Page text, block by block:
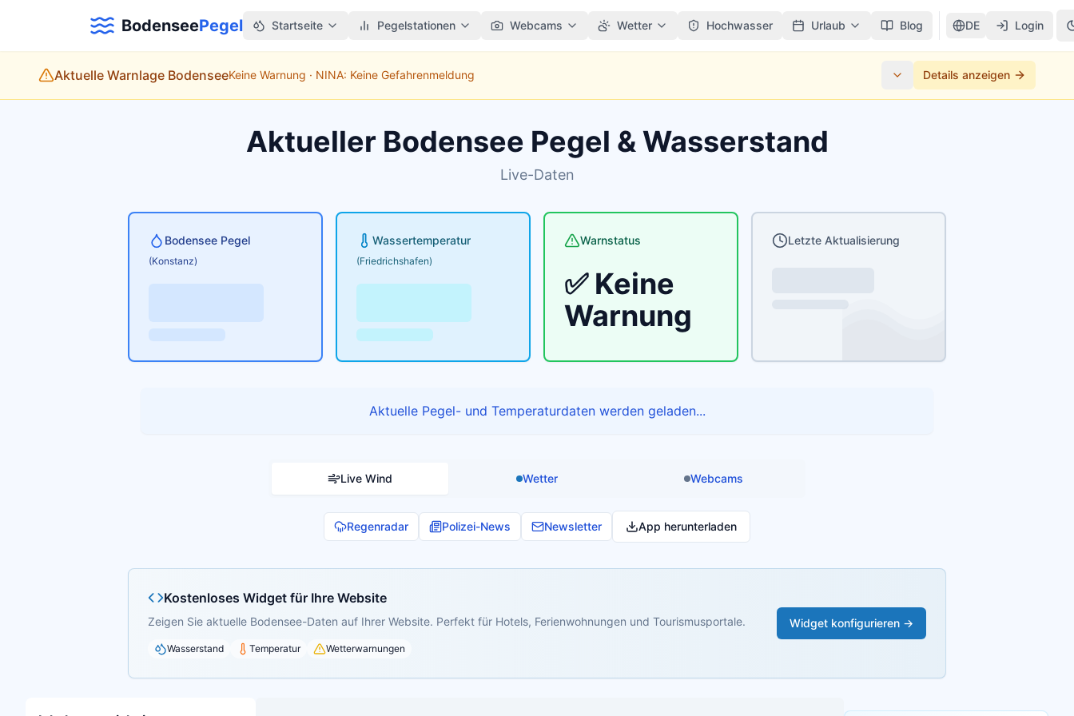
BodenseePegel Startseite Pegelstationen Webcams Wetter Hochwasser Urlaub Blog DE Login
Aktuelle Warnlage BodenseeKeine Warnung · NINA: Keine Gefahrenmeldung Details anzeigen
Aktueller Bodensee Pegel & Wasserstand
Live-Daten
Bodensee Pegel
(Konstanz)
Wassertemperatur
(Friedrichshafen)
Warnstatus
✅ Keine
Warnung
Letzte Aktualisierung
Aktuelle Pegel- und Temperaturdaten werden geladen...
Live Wind Wetter Webcams
Regenradar Polizei-News Newsletter App herunterladen
Kostenloses Widget für Ihre Website
Zeigen Sie aktuelle Bodensee-Daten auf Ihrer Website. Perfekt für Hotels, Ferienwohnungen und Tourismusportale.
Wasserstand Temperatur Wetterwarnungen
Widget konfigurieren →